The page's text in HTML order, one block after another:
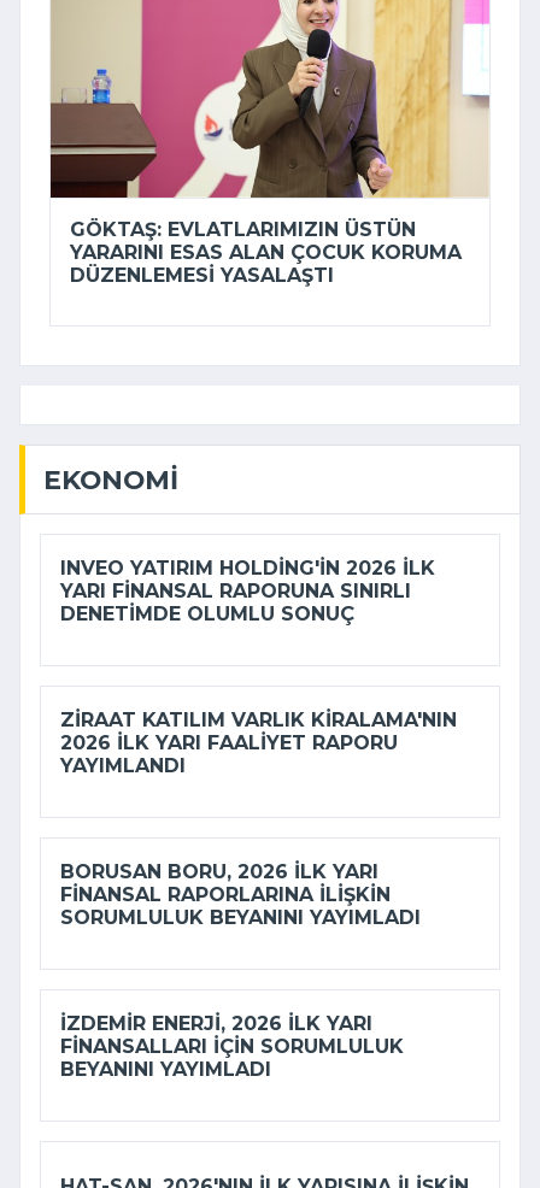
GÖKTAŞ: EVLATLARIMIZIN ÜSTÜN
YARARINI ESAS ALAN ÇOCUK KORUMA
DÜZENLEMESI YASALAŞTI
EKONOMI
INVEO YATIRIM HOLDING'IN 2026 ILK
YARI FINANSAL RAPORUNA SINIRLI
DENETIMDE OLUMLU SONUÇ
ZIRAAT KATILIM VARLIK KIRALAMA'NIN
2026 ILK YARI FAALIYET RAPORU
YAYIMLANDI
BORUSAN BORU, 2026 ILK YARI
FINANSAL RAPORLARINA ILIŞKIN
SORUMLULUK BEYANINI YAYIMLADI
İZDEMİR ENERJI, 2026 ILK YARI
FINANSALLARI IÇIN SORUMLULUK
BEYANINI YAYIMLADI